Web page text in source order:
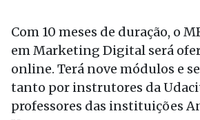
Com 10 meses de duração, o
em Marketing Digital será
online. Terá nove módulos e
tanto por instrutores da
professores das instituições